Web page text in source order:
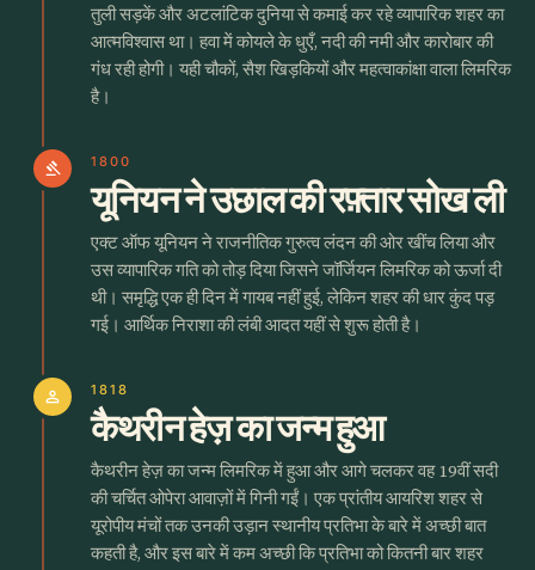
तुली सड़कें और अटलांटिक दुनिया से कमाई कर रहे व्यापारिक शहर का
आत्मविश्वास था। हवा में कोयले के धुएँ, नदी की नमी और कारोबार की
गंध रही होगी। यही चौकों, सैश खिड़कियों और महत्वाकांक्षा वाला लिमरिक
है।
gavel 1800
यूनियन ने उछाल की रफ़्तार सोख ली
एक्ट ऑफ यूनियन ने राजनीतिक गुरुत्व लंदन की ओर खींच लिया और
उस व्यापारिक गति को तोड़ दिया जिसने जॉर्जियन लिमरिक को ऊर्जा दी
थी। समृद्धि एक ही दिन में गायब नहीं हुई, लेकिन शहर की धार कुंद पड़
गई। आर्थिक निराशा की लंबी आदत यहीं से शुरू होती है।
person 1818
कैथरीन हेज़ का जन्म हुआ
कैथरीन हेज़ का जन्म लिमरिक में हुआ और आगे चलकर वह 19वीं सदी
की चर्चित ओपेरा आवाज़ों में गिनी गईं। एक प्रांतीय आयरिश शहर से
यूरोपीय मंचों तक उनकी उड़ान स्थानीय प्रतिभा के बारे में अच्छी बात
कहती है, और इस बारे में कम अच्छी कि प्रतिभा को कितनी बार शहर